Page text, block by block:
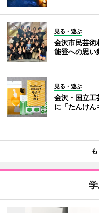
見る・遊ぶ
金沢市民芸
能登への思い
見る・遊ぶ
金沢・国立
に「たんけん